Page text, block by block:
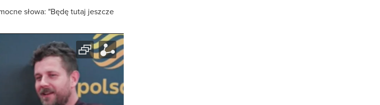
słowa: "Będę tutaj jeszcze